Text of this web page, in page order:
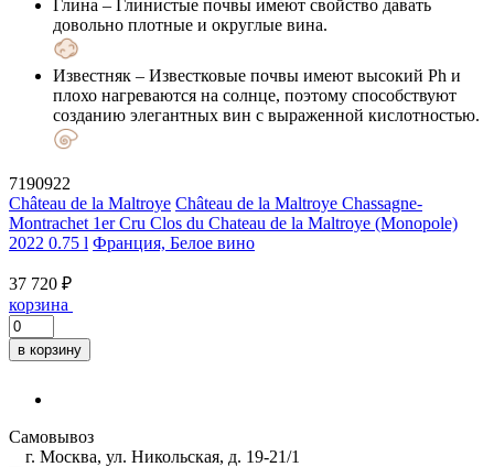
Глина – Глинистые почвы имеют свойство давать
довольно плотные и округлые вина.
Известняк – Известковые почвы имеют высокий Ph и
плохо нагреваются на солнце, поэтому способствуют
созданию элегантных вин с выраженной кислотностью.
7190922
Château de la Maltroye Château de la Maltroye Chassagne-
Montrachet 1er Cru Clos du Chateau de la Maltroye (Monopole)
2022 0.75 l Франция, Белое вино
37 720 ₽
корзина
в корзину
Самовывоз
г. Москва, ул. Никольская, д. 19-21/1